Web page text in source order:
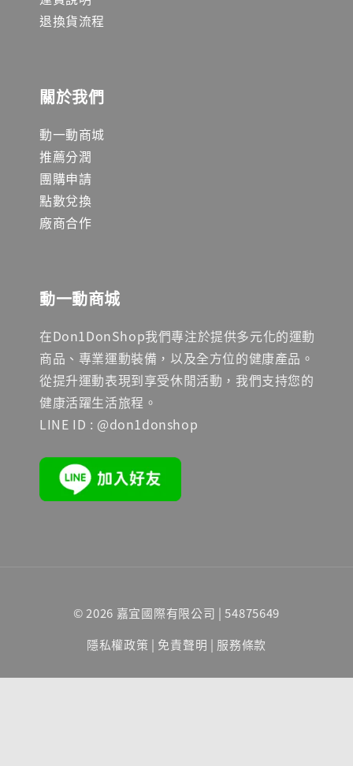
退換貨流程
關於我們
動一動商城
推薦分潤
團購申請
點數兌換
廠商合作
動一動商城
在Don1DonShop我們專注於提供多元化的運動
商品、專業運動裝備，以及全方位的健康產品。
從提升運動表現到享受休閒活動，我們支持您的
健康活躍生活旅程。
LINE ID : @don1donshop
© 2026 嘉宜國際有限公司 | 54875649
隱私權政策 | 免責聲明 | 服務條款